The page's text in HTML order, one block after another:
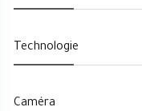
Technologie
Caméra